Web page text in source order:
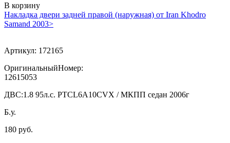
В корзину
Накладка двери задней правой (наружная) от Iran Khodro
Samand 2003>
Артикул: 172165
ОригинальныйНомер:
12615053
ДВС:1.8 95л.с. PTCL6A10CVX / МКПП седан 2006г
Б.у.
180 руб.